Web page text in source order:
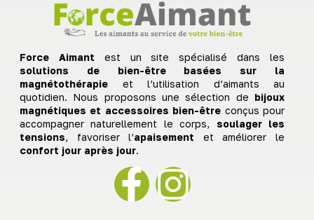
Force Aimant est un site spécialisé dans les
solutions de bien-être basées sur la
magnétothérapie et l’utilisation d’aimants au
quotidien. Nous proposons une sélection de bijoux
magnétiques et accessoires bien-être conçus pour
accompagner naturellement le corps, soulager les
tensions, favoriser l’apaisement et améliorer le
confort jour après jour.